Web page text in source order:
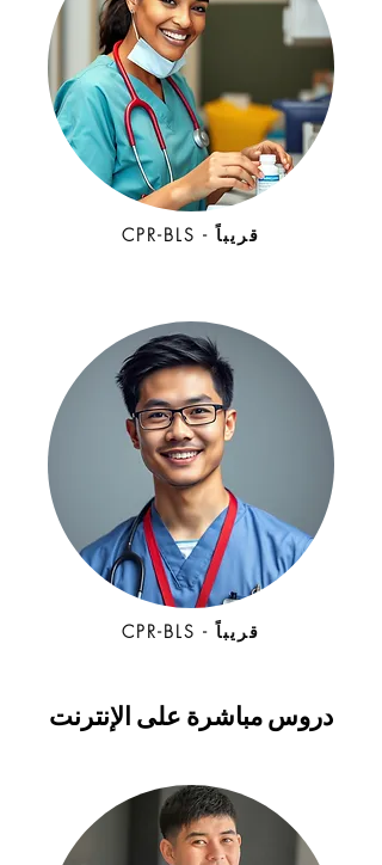
CPR-BLS - قريباً
CPR-BLS - قريباً
دروس مباشرة على الإنترنت